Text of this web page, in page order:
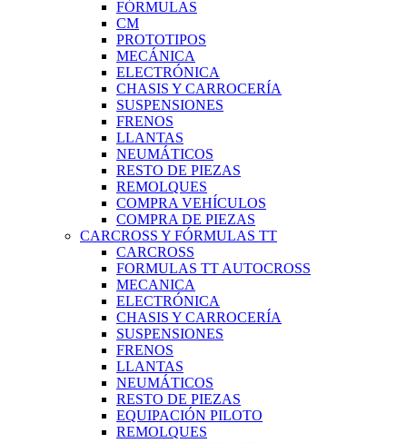
FÓRMULAS
CM
PROTOTIPOS
MECÁNICA
ELECTRÓNICA
CHASIS Y CARROCERÍA
SUSPENSIONES
FRENOS
LLANTAS
NEUMÁTICOS
RESTO DE PIEZAS
REMOLQUES
COMPRA VEHÍCULOS
COMPRA DE PIEZAS
CARCROSS Y FÓRMULAS TT
CARCROSS
FORMULAS TT AUTOCROSS
MECANICA
ELECTRÓNICA
CHASIS Y CARROCERÍA
SUSPENSIONES
FRENOS
LLANTAS
NEUMÁTICOS
RESTO DE PIEZAS
EQUIPACIÓN PILOTO
REMOLQUES